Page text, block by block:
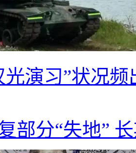
光演习”状况
部分“失地”